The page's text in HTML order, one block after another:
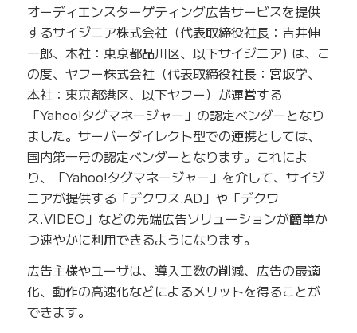
オーディエンスターゲティング広告サービスを提供
するサイジニア株式会社（代表取締役社長：吉井伸
一郎、本社：東京都品川区、以下サイジニア) は、こ
の度、ヤフー株式会社（代表取締役社長：宮坂学、
本社：東京都港区、以下ヤフー）が運営する
「Yahoo!タグマネージャー」の認定ベンダーとなり
ました。サーバーダイレクト型での連携としては、
国内第一号の認定ベンダーとなります。これによ
り、「Yahoo!タグマネージャー」を介して、サイジ
ニアが提供する「デクワス.AD」や「デクワ
ス.VIDEO」などの先端広告ソリューションが簡単か
つ速やかに利用できるようになります。
広告主様やユーザは、導入工数の削減、広告の最適
化、動作の高速化などによるメリットを得ることが
できます。